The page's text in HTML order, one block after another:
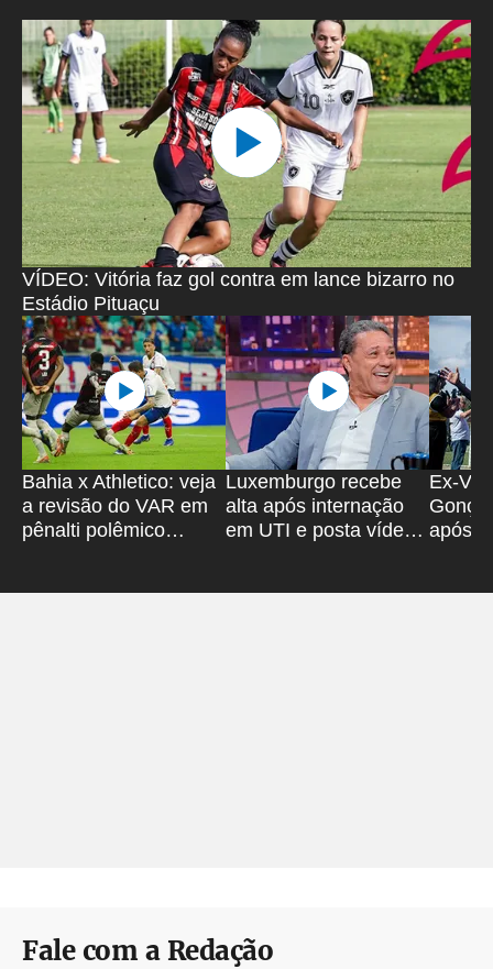
VÍDEO: Vitória faz gol contra em lance bizarro no
Estádio Pituaçu
Bahia x Athletico: veja
a revisão do VAR em
pênalti polêmico
Luxemburgo recebe
alta após internação
em UTI e posta vídeo;
Ex-
após
Fale com a Redação